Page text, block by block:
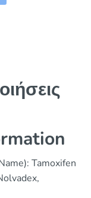
Tamoxifen